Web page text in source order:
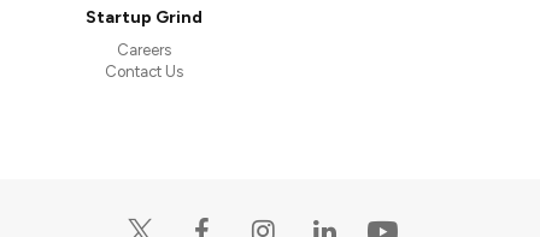
Startup Grind
Careers
Contact Us